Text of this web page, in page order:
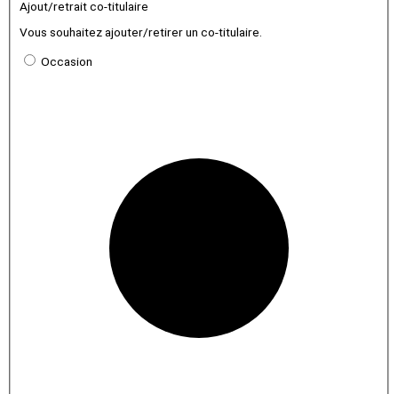
Ajout/retrait co-titulaire
Vous souhaitez ajouter/retirer un co-titulaire.
Occasion